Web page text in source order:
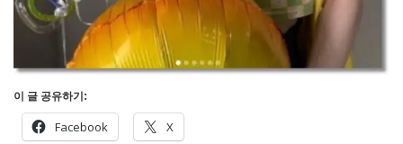
이 글 공유하기:
Facebook X